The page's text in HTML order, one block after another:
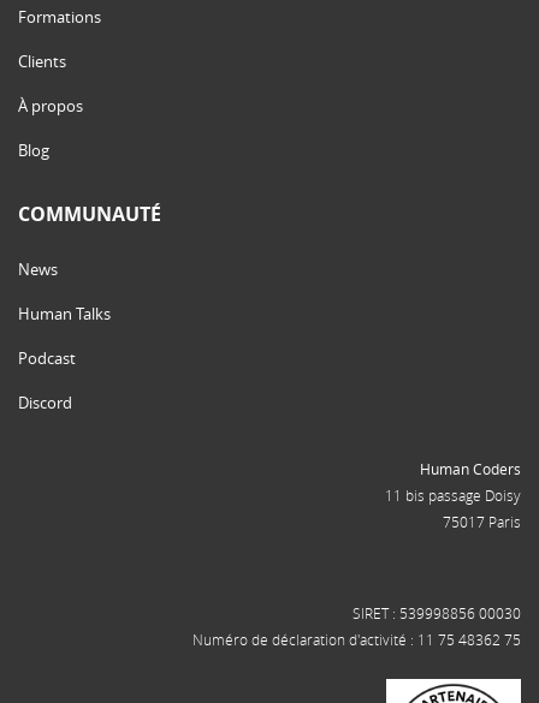
Formations
Clients
À propos
Blog
COMMUNAUTÉ
News
Human Talks
Podcast
Discord
Human Coders
11 bis passage Doisy
75017 Paris
SIRET : 539998856 00030
Numéro de déclaration d'activité : 11 75 48362 75